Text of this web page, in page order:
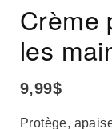
Crème
les
9,99$
Protège,